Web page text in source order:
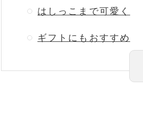
はしっこまで可愛く
ギフトにもおすすめ